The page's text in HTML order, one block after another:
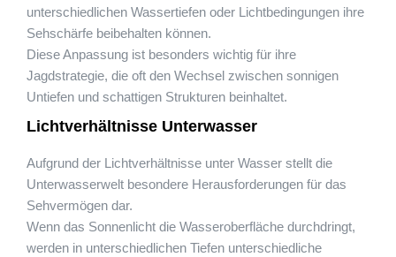
unterschiedlichen Wassertiefen oder Lichtbedingungen ihre
Sehschärfe beibehalten können.
Diese Anpassung ist besonders wichtig für ihre
Jagdstrategie, die oft den Wechsel zwischen sonnigen
Untiefen und schattigen Strukturen beinhaltet.
Lichtverhältnisse Unterwasser
Aufgrund der Lichtverhältnisse unter Wasser stellt die
Unterwasserwelt besondere Herausforderungen für das
Sehvermögen dar.
Wenn das Sonnenlicht die Wasseroberfläche durchdringt,
werden in unterschiedlichen Tiefen unterschiedliche